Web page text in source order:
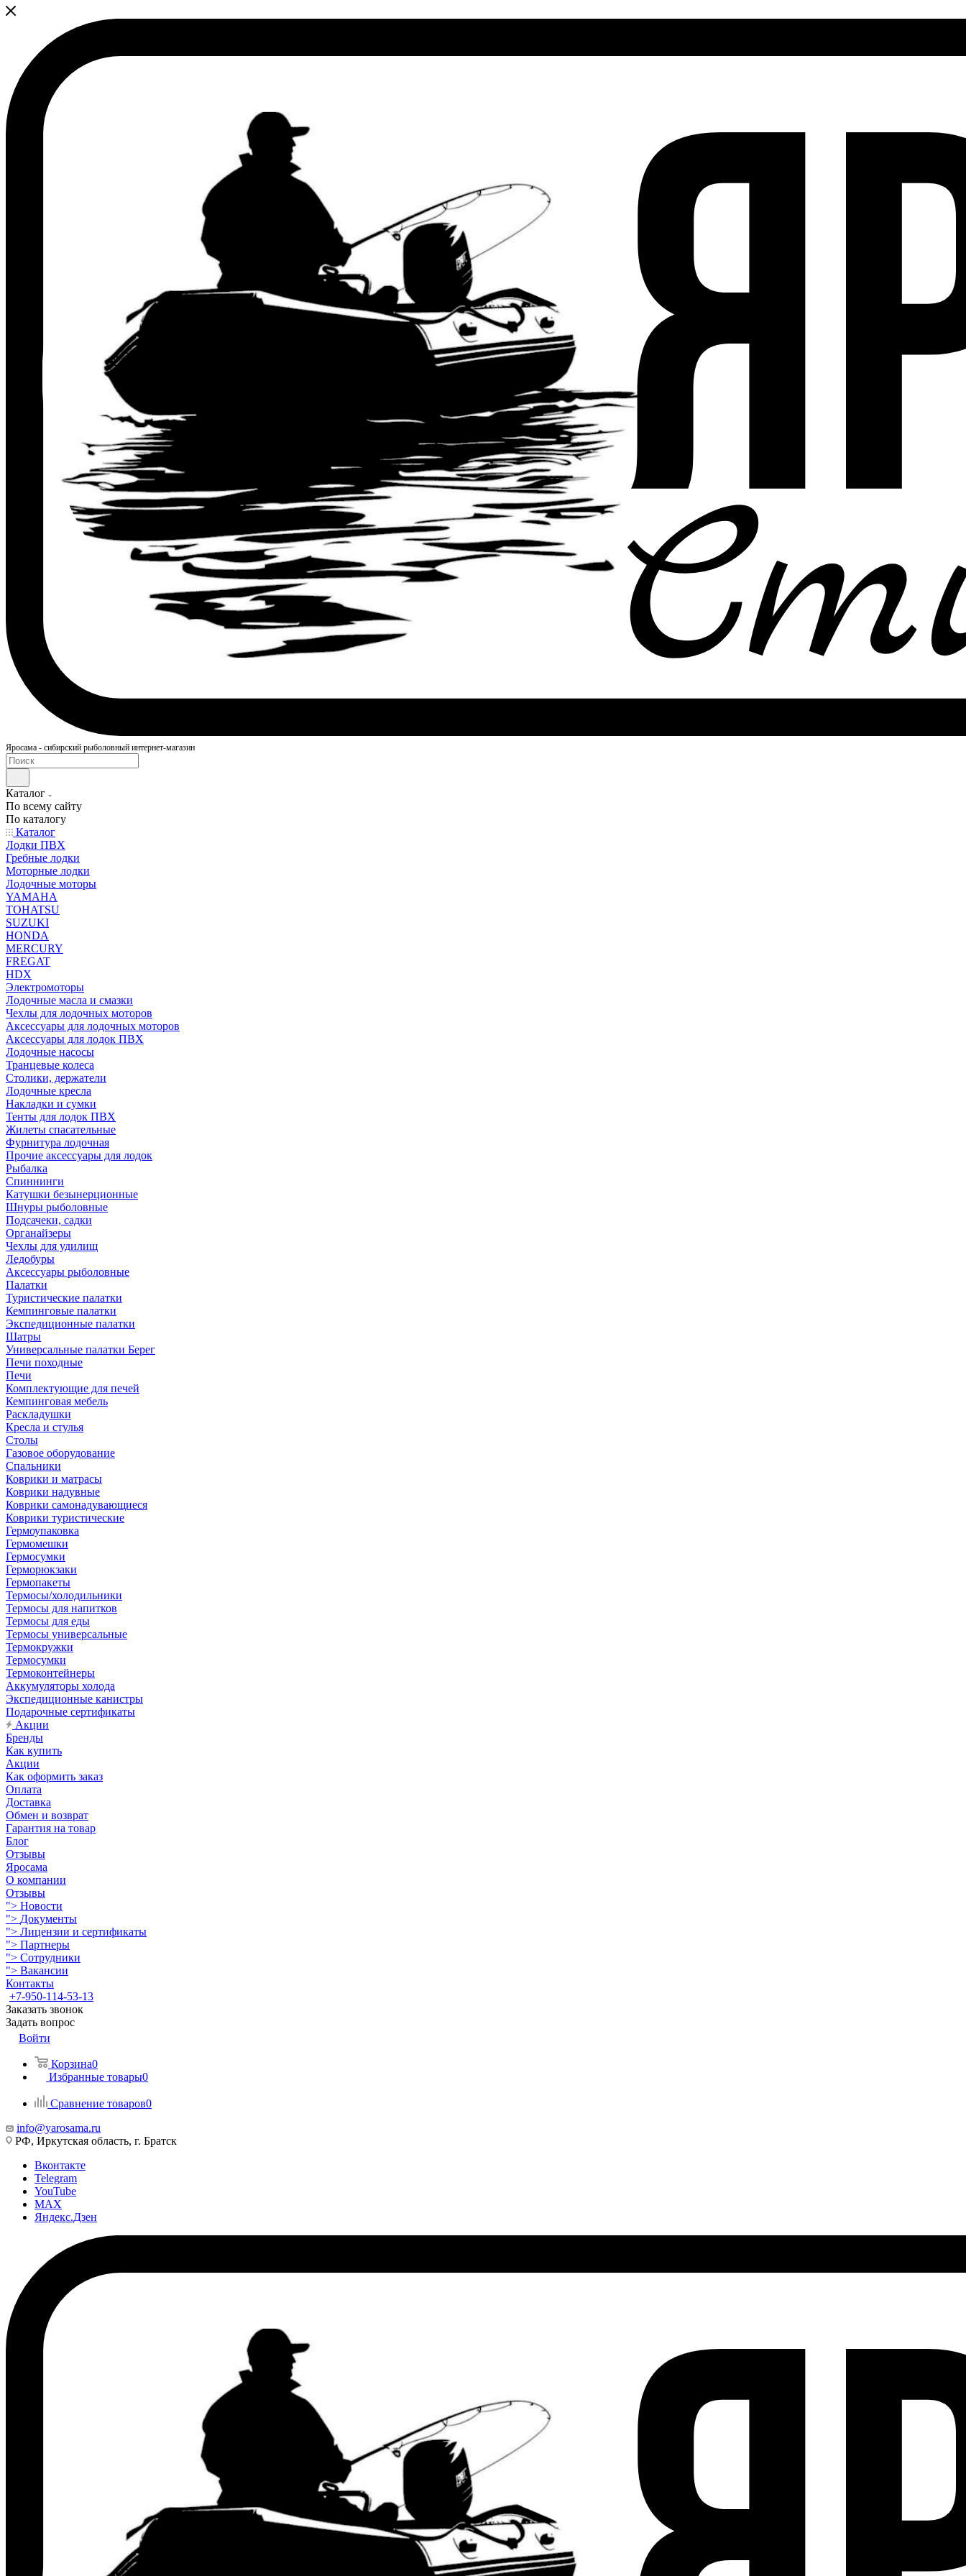
Яросама - сибирский рыболовный интернет-магазин
Каталог
По всему сайту
По каталогу
Каталог
Лодки ПВХ
Гребные лодки
Моторные лодки
Лодочные моторы
YAMAHA
TOHATSU
SUZUKI
HONDA
MERCURY
FREGAT
HDX
Электромоторы
Лодочные масла и смазки
Чехлы для лодочных моторов
Аксессуары для лодочных моторов
Аксессуары для лодок ПВХ
Лодочные насосы
Транцевые колеса
Столики, держатели
Лодочные кресла
Накладки и сумки
Тенты для лодок ПВХ
Жилеты спасательные
Фурнитура лодочная
Прочие аксессуары для лодок
Рыбалка
Спиннинги
Катушки безынерционные
Шнуры рыболовные
Подсачеки, садки
Органайзеры
Чехлы для удилищ
Ледобуры
Аксессуары рыболовные
Палатки
Туристические палатки
Кемпинговые палатки
Экспедиционные палатки
Шатры
Универсальные палатки Берег
Печи походные
Печи
Комплектующие для печей
Кемпинговая мебель
Раскладушки
Кресла и стулья
Столы
Газовое оборудование
Спальники
Коврики и матрасы
Коврики надувные
Коврики самонадувающиеся
Коврики туристические
Гермоупаковка
Гермомешки
Гермосумки
Герморюкзаки
Гермопакеты
Термосы/холодильники
Термосы для напитков
Термосы для еды
Термосы универсальные
Термокружки
Термосумки
Термоконтейнеры
Аккумуляторы холода
Экспедиционные канистры
Подарочные сертификаты
Акции
Бренды
Как купить
Акции
Как оформить заказ
Оплата
Доставка
Обмен и возврат
Гарантия на товар
Блог
Отзывы
Яросама
О компании
Отзывы
"> Новости
"> Документы
"> Лицензии и сертификаты
"> Партнеры
"> Сотрудники
"> Вакансии
Контакты
+7-950-114-53-13
Заказать звонок
Задать вопрос
Войти
Корзина0
Избранные товары0
Сравнение товаров0
info@yarosama.ru
РФ, Иркутская область, г. Братск
Вконтакте
Telegram
YouTube
MAX
Яндекс.Дзен